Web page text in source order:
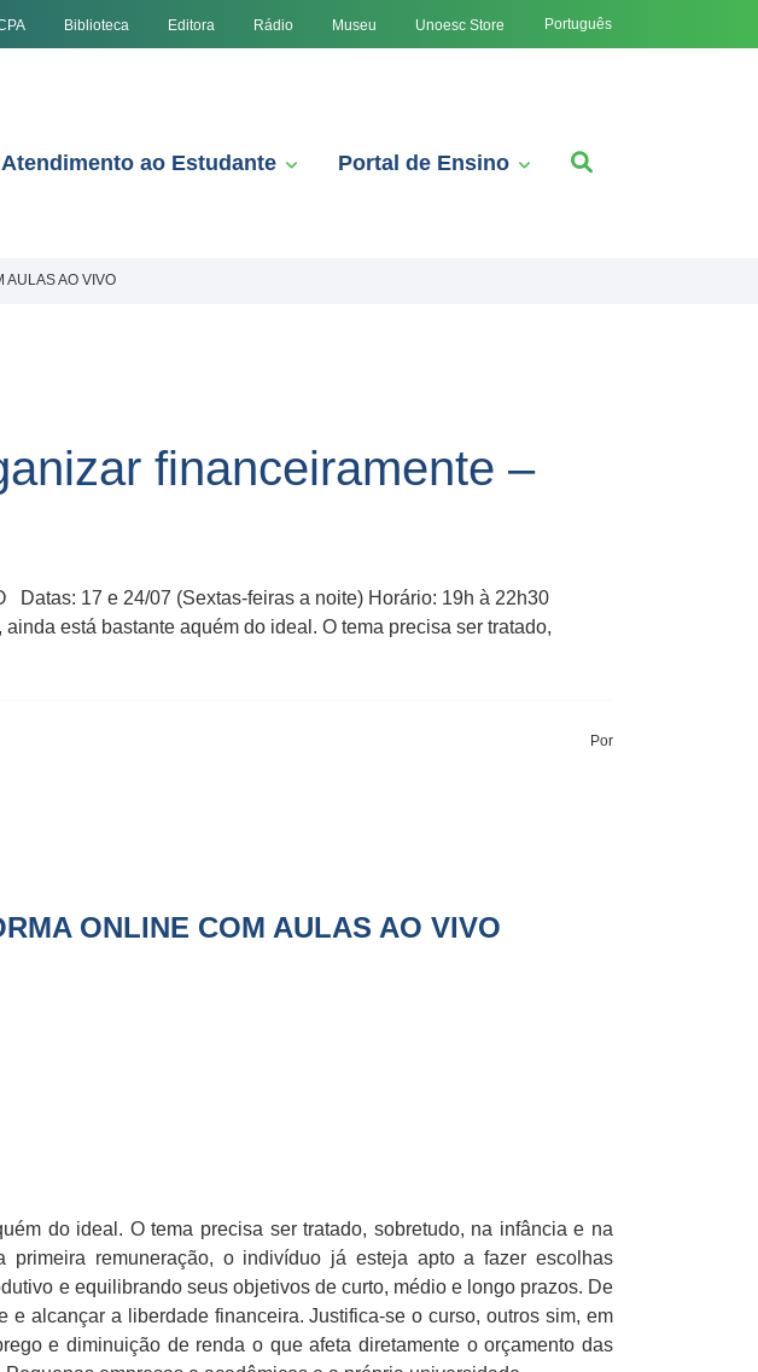
Biblioteca Editora Rádio Museu Unoesc Store Português
Atendimento ao Estudante Portal de Ensino
AO VIVO
financeiramente –
17 e 24/07 (Sextas-feiras a noite) Horário: 19h à 22h30
está bastante aquém do ideal. O tema precisa ser tratado,
Por
ONLINE COM AULAS AO VIVO
do ideal. O tema precisa ser tratado, sobretudo, na infância e na
remuneração, o indivíduo já esteja apto a fazer escolhas
e equilibrando seus objetivos de curto, médio e longo prazos. De
alcançar a liberdade financeira. Justifica-se o curso, outros sim, em
e diminuição de renda o que afeta diretamente o orçamento das